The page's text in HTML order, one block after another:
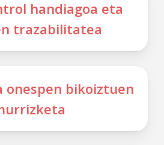
handiagoa eta
trazabilitatea
onespen bikoiztuen